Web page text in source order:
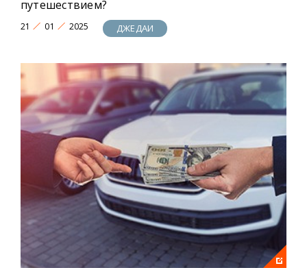
путешествием?
21 01 2025 ДЖЕДАИ